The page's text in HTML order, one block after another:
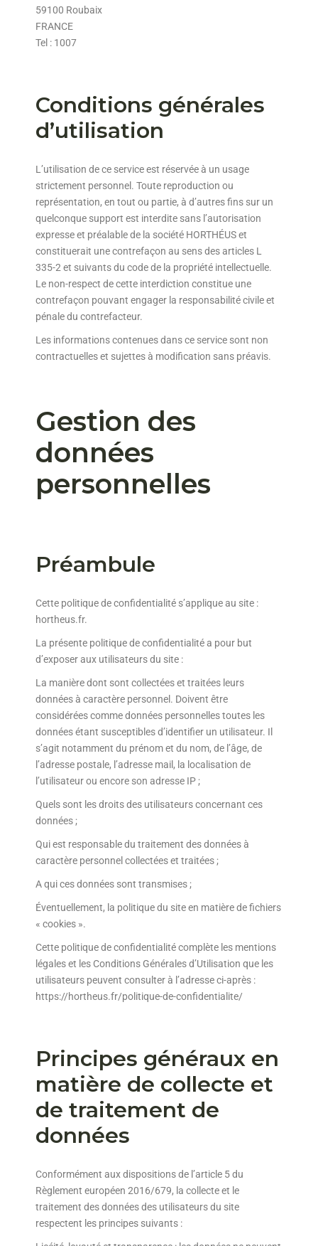
59100 Roubaix
FRANCE
Tel : 1007
Conditions générales
d’utilisation
L’utilisation de ce service est réservée à un usage
strictement personnel. Toute reproduction ou
représentation, en tout ou partie, à d’autres fins sur un
quelconque support est interdite sans l’autorisation
expresse et préalable de la société HORTHÉUS et
constituerait une contrefaçon au sens des articles L
335-2 et suivants du code de la propriété intellectuelle.
Le non-respect de cette interdiction constitue une
contrefaçon pouvant engager la responsabilité civile et
pénale du contrefacteur.
Les informations contenues dans ce service sont non
contractuelles et sujettes à modification sans préavis.
Gestion des
données
personnelles
Préambule
Cette politique de confidentialité s’applique au site :
hortheus.fr.
La présente politique de confidentialité a pour but
d’exposer aux utilisateurs du site :
La manière dont sont collectées et traitées leurs
données à caractère personnel. Doivent être
considérées comme données personnelles toutes les
données étant susceptibles d’identifier un utilisateur. Il
s’agit notamment du prénom et du nom, de l’âge, de
l’adresse postale, l’adresse mail, la localisation de
l’utilisateur ou encore son adresse IP ;
Quels sont les droits des utilisateurs concernant ces
données ;
Qui est responsable du traitement des données à
caractère personnel collectées et traitées ;
A qui ces données sont transmises ;
Éventuellement, la politique du site en matière de fichiers
« cookies ».
Cette politique de confidentialité complète les mentions
légales et les Conditions Générales d’Utilisation que les
utilisateurs peuvent consulter à l’adresse ci-après :
https://hortheus.fr/politique-de-confidentialite/
Principes généraux en
matière de collecte et
de traitement de
données
Conformément aux dispositions de l’article 5 du
Règlement européen 2016/679, la collecte et le
traitement des données des utilisateurs du site
respectent les principes suivants :